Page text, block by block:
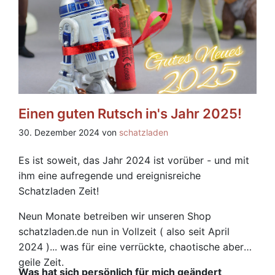
Einen guten Rutsch in's Jahr 2025!
30. Dezember 2024 von schatzladen
Es ist soweit, das Jahr 2024 ist vorüber - und mit
ihm eine aufregende und ereignisreiche
Schatzladen Zeit!
Neun Monate betreiben wir unseren Shop
schatzladen.de nun in Vollzeit ( also seit April
2024 )... was für eine verrückte, chaotische aber
geile Zeit.
Was hat sich persönlich für mich geändert